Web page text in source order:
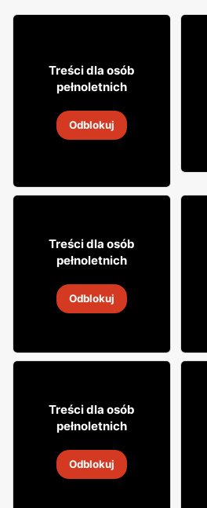
1699
Wino bezalkoholowe
14 sie 2026
Treści dla osób
pełnoletnich
Odblokuj
5999
14 sie 2026
Treści dla osób
pełnoletnich
Odblokuj
1999
14 sie 2026
Treści dla osób
pełnoletnich
Odblokuj